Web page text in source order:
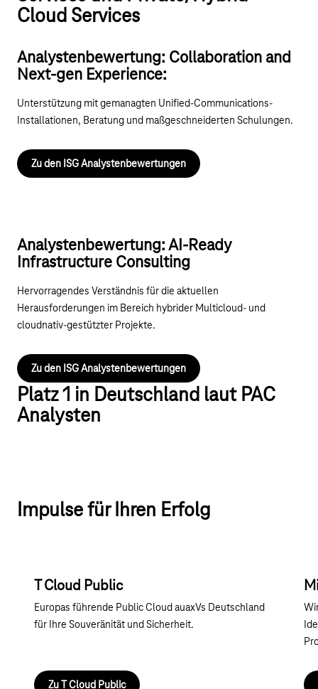
Cloud Services
Analystenbewertung: Collaboration and
Next-gen Experience:
Unterstützung mit gemanagten Unified-Communications-
Installationen, Beratung und maßgeschneiderten Schulungen.
Zu den ISG Analystenbewertungen
Analystenbewertung: AI-Ready
Infrastructure Consulting
Hervorragendes Verständnis für die aktuellen
Herausforderungen im Bereich hybrider Multicloud- und
cloudnativ-gestützter Projekte.
Zu den ISG Analystenbewertungen
Platz 1 in Deutschland laut PAC
Analysten
Impulse für Ihren Erfolg
T Cloud Public
Europas führende Public Cloud auaxVs Deutschland
für Ihre Souveränität und Sicherheit.
Zu T Cloud Public